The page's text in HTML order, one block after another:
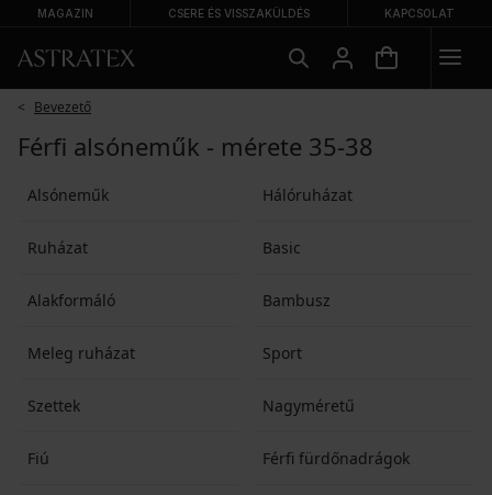
MAGAZIN CSERE ÉS VISSZAKÜLDÉS KAPCSOLAT
Bevezető
Férfi alsóneműk - mérete 35-38
Alsóneműk Hálóruházat
Ruházat Basic
Alakformáló Bambusz
Meleg ruházat Sport
Szettek Nagyméretű
Fiú Férfi fürdőnadrágok